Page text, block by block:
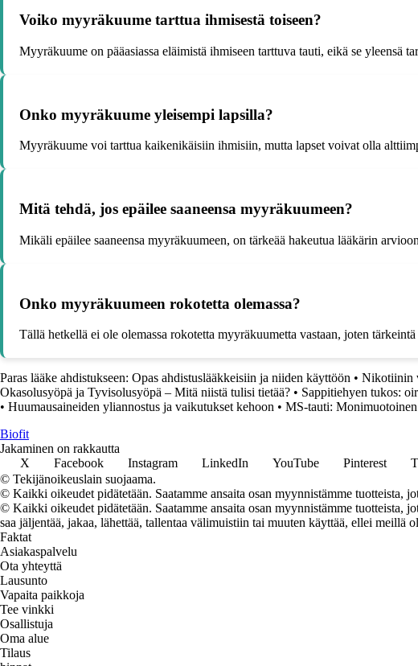
Voiko myyräkuume tarttua ihmisestä toiseen?
Myyräkuume on pääasiassa eläimistä ihmiseen tarttuva tauti, eikä se yleensä
Onko myyräkuume yleisempi lapsilla?
Myyräkuume voi tarttua kaikenikäisiin ihmisiin, mutta lapset voivat olla
Mitä tehdä, jos epäilee saaneensa myyräkuumeen?
Mikäli epäilee saaneensa myyräkuumeen, on tärkeää hakeutua lääkärin
Onko myyräkuumeen rokotetta olemassa?
Tällä hetkellä ei ole olemassa rokotetta myyräkuumetta vastaan, joten
Paras lääke ahdistukseen: Opas ahdistuslääkkeisiin ja niiden käyttöön • Nikotiinin
Okasolusyöpä ja Tyvisolusyöpä – Mitä niistä tulisi tietää? • Sappitiehyen tukos:
• Huumausaineiden yliannostus ja vaikutukset kehoon • MS-tauti:
Biofit
Jakaminen on rakkautta
X
Facebook Instagram LinkedIn YouTube Pinterest
© Tekijänoikeuslain suojaama.
© Kaikki oikeudet pidätetään. Saatamme ansaita osan myynnistämme tuotteista,
© Kaikki oikeudet pidätetään. Saatamme ansaita osan myynnistämme tuotteista,
saa jäljentää, jakaa, lähettää, tallentaa välimuistiin tai muuten käyttää, ellei meillä
Faktat
Asiakaspalvelu
Ota yhteyttä
Lausunto
Vapaita paikkoja
Tee vinkki
Osallistuja
Oma alue
Tilaus